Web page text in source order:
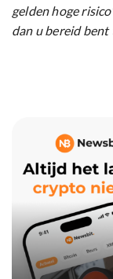
gelden hoge
dan u bereid bent